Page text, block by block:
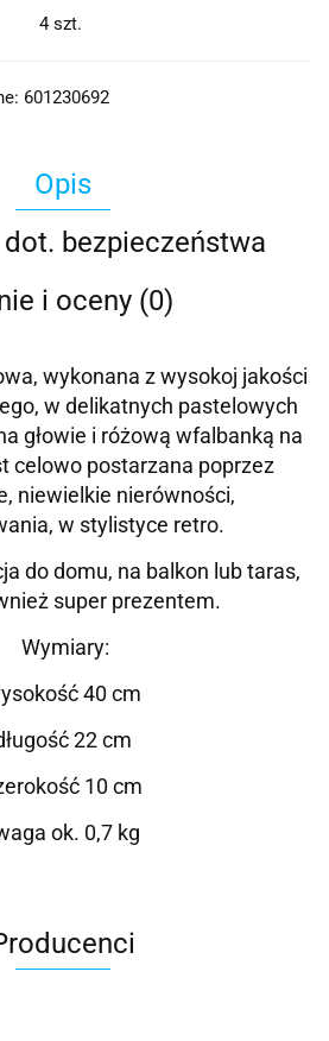
4 szt.
601230692
Opis
bezpieczeństwa
i oceny (0)
wykonana z wysokoj jakości
w delikatnych pastelowych
głowie i różową wfalbanką na
celowo postarzana poprzez
niewielkie nierówności,
w stylistyce retro.
do domu, na balkon lub taras,
super prezentem.
Wymiary:
40 cm
22 cm
10 cm
ok. 0,7 kg